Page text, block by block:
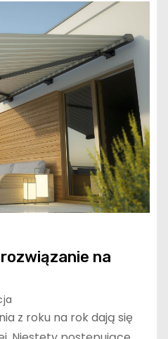
na
z roku na rok dają się